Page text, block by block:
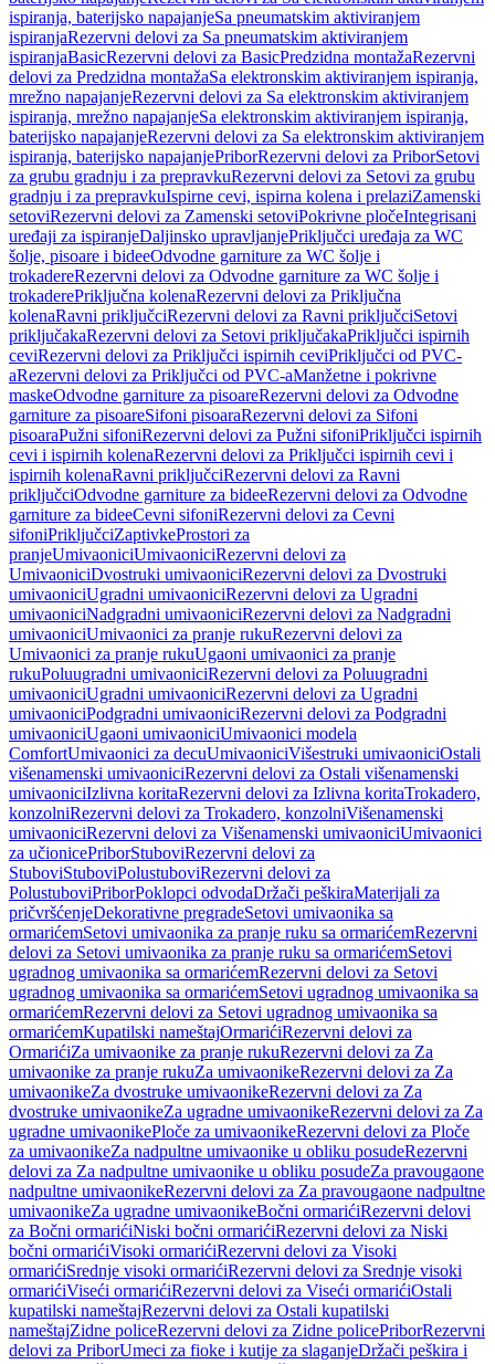
ispiranja, baterijsko napajanjeSa pneumatskim aktiviranjem
ispiranjaRezervni delovi za Sa pneumatskim aktiviranjem
ispiranjaBasicRezervni delovi za BasicPredzidna montažaRezervni
delovi za Predzidna montažaSa elektronskim aktiviranjem ispiranja,
mrežno napajanjeRezervni delovi za Sa elektronskim aktiviranjem
ispiranja, mrežno napajanjeSa elektronskim aktiviranjem ispiranja,
baterijsko napajanjeRezervni delovi za Sa elektronskim aktiviranjem
ispiranja, baterijsko napajanjePriborRezervni delovi za PriborSetovi
za grubu gradnju i za prepravkuRezervni delovi za Setovi za grubu
gradnju i za prepravkuIspirne cevi, ispirna kolena i prelaziZamenski
setoviRezervni delovi za Zamenski setoviPokrivne pločeIntegrisani
uređaji za ispiranjeDaljinsko upravljanjePriključci uređaja za WC
šolje, pisoare i bideeOdvodne garniture za WC šolje i
trokadereRezervni delovi za Odvodne garniture za WC šolje i
trokaderePriključna kolenaRezervni delovi za Priključna
kolenaRavni priključciRezervni delovi za Ravni priključciSetovi
priključakaRezervni delovi za Setovi priključakaPriključci ispirnih
ceviRezervni delovi za Priključci ispirnih ceviPriključci od PVC-
aRezervni delovi za Priključci od PVC-aManžetne i pokrivne
maskeOdvodne garniture za pisoareRezervni delovi za Odvodne
garniture za pisoareSifoni pisoaraRezervni delovi za Sifoni
pisoaraPužni sifoniRezervni delovi za Pužni sifoniPriključci ispirnih
cevi i ispirnih kolenaRezervni delovi za Priključci ispirnih cevi i
ispirnih kolenaRavni priključciRezervni delovi za Ravni
priključciOdvodne garniture za bideeRezervni delovi za Odvodne
garniture za bideeCevni sifoniRezervni delovi za Cevni
sifoniPriključciZaptivkeProstori za
pranjeUmivaoniciUmivaoniciRezervni delovi za
UmivaoniciDvostruki umivaoniciRezervni delovi za Dvostruki
umivaoniciUgradni umivaoniciRezervni delovi za Ugradni
umivaoniciNadgradni umivaoniciRezervni delovi za Nadgradni
umivaoniciUmivaonici za pranje rukuRezervni delovi za
Umivaonici za pranje rukuUgaoni umivaonici za pranje
rukuPoluugradni umivaoniciRezervni delovi za Poluugradni
umivaoniciUgradni umivaoniciRezervni delovi za Ugradni
umivaoniciPodgradni umivaoniciRezervni delovi za Podgradni
umivaoniciUgaoni umivaoniciUmivaonici modela
ComfortUmivaonici za decuUmivaoniciVišestruki umivaoniciOstali
višenamenski umivaoniciRezervni delovi za Ostali višenamenski
umivaoniciIzlivna koritaRezervni delovi za Izlivna koritaTrokadero,
konzolniRezervni delovi za Trokadero, konzolniVišenamenski
umivaoniciRezervni delovi za Višenamenski umivaoniciUmivaonici
za učionicePriborStuboviRezervni delovi za
StuboviStuboviPolustuboviRezervni delovi za
PolustuboviPriborPoklopci odvodaDržači peškiraMaterijali za
pričvršćenjeDekorativne pregradeSetovi umivaonika sa
ormarićemSetovi umivaonika za pranje ruku sa ormarićemRezervni
delovi za Setovi umivaonika za pranje ruku sa ormarićemSetovi
ugradnog umivaonika sa ormarićemRezervni delovi za Setovi
ugradnog umivaonika sa ormarićemSetovi ugradnog umivaonika sa
ormarićemRezervni delovi za Setovi ugradnog umivaonika sa
ormarićemKupatilski nameštajOrmarićiRezervni delovi za
OrmarićiZa umivaonike za pranje rukuRezervni delovi za Za
umivaonike za pranje rukuZa umivaonikeRezervni delovi za Za
umivaonikeZa dvostruke umivaonikeRezervni delovi za Za
dvostruke umivaonikeZa ugradne umivaonikeRezervni delovi za Za
ugradne umivaonikePloče za umivaonikeRezervni delovi za Ploče
za umivaonikeZa nadpultne umivaonike u obliku posudeRezervni
delovi za Za nadpultne umivaonike u obliku posudeZa pravougaone
nadpultne umivaonikeRezervni delovi za Za pravougaone nadpultne
umivaonikeZa ugradne umivaonikeBočni ormarićiRezervni delovi
za Bočni ormarićiNiski bočni ormarićiRezervni delovi za Niski
bočni ormarićiVisoki ormarićiRezervni delovi za Visoki
ormarićiSrednje visoki ormarićiRezervni delovi za Srednje visoki
ormarićiViseći ormarićiRezervni delovi za Viseći ormarićiOstali
kupatilski nameštajRezervni delovi za Ostali kupatilski
nameštajZidne policeRezervni delovi za Zidne policePriborRezervni
delovi za PriborUmeci za fioke i kutije za slaganjeDržači peškira i